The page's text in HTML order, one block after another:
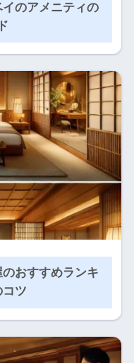
のアメニティの
おすすめランキ
ツ